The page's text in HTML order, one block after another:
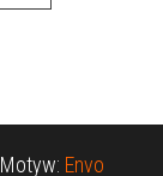
Motyw: Envo